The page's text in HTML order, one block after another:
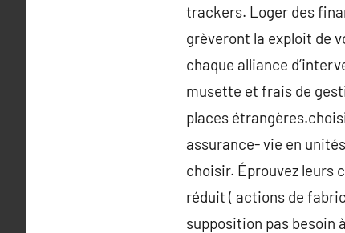
trackers. Loger des
grèveront la exploit de
chaque alliance
musette et frais de
places
assurance- vie en
choisir. Éprouvez leurs
réduit ( actions de
supposition pas besoin